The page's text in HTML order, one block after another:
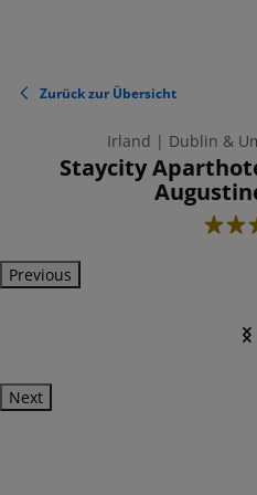
Zurück zur Übersicht
Irland | Dublin &
Staycity
4
Previous
Next